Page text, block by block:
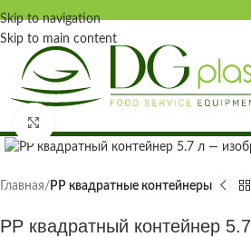
Skip to navigation
Skip to main content
Главная PP квадратные контейнеры
PP квадратный контейнер